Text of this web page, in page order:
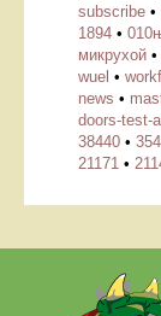
subscribe •
1894 •
микрухой •
wuel •
news •
doors-test-
38440 •
21171 •